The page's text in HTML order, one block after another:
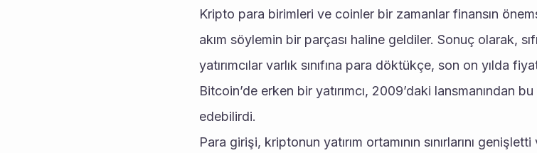
Kripto para birimleri ve coinler bir zamanlar finansın
akım söylemin bir parçası haline geldiler. Sonuç olarak,
yatırımcılar varlık sınıfına para döktükçe, son on yılda
Bitcoin’de erken bir yatırımcı, 2009’daki lansmanından
edebilirdi.
Para girişi, kriptonun yatırım ortamının sınırlarını